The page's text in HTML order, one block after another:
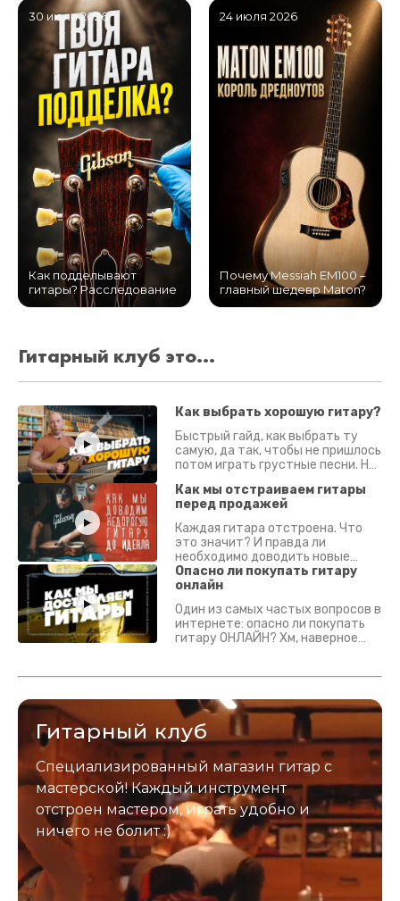
30 июля 2026
Как подделывают
гитары? Расследование
24 июля 2026
Почему Messiah EM100 –
главный шедевр Maton?
Гитарный клуб это...
Как выбрать хорошую гитару?
Быстрый гайд, как выбрать ту
самую, да так, чтобы не пришлось
потом играть грустные песни. На
Как мы отстраиваем гитары
перед продажей
Каждая гитара отстроена. Что
это значит? И правда ли
необходимо доводить новые
гитары? Если кратко - да.
Подробно - в видео :)
Опасно ли покупать гитару
онлайн
Один из самых частых вопросов в
интернете: опасно ли покупать
гитару ОНЛАЙН? Хм, наверное
застрахован. Случись что -
Гитарный клуб
Специализированный магазин гитар с
мастерской! Каждый инструмент
отстроен мастером, играть удобно и
ничего не болит :)